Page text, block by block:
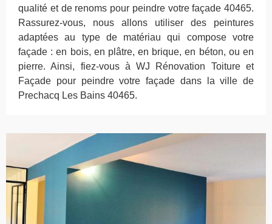
qualité et de renoms pour peindre votre façade 40465.
Rassurez-vous, nous allons utiliser des peintures
adaptées au type de matériau qui compose votre
façade : en bois, en plâtre, en brique, en béton, ou en
pierre. Ainsi, fiez-vous à WJ Rénovation Toiture et
Façade pour peindre votre façade dans la ville de
Prechacq Les Bains 40465.